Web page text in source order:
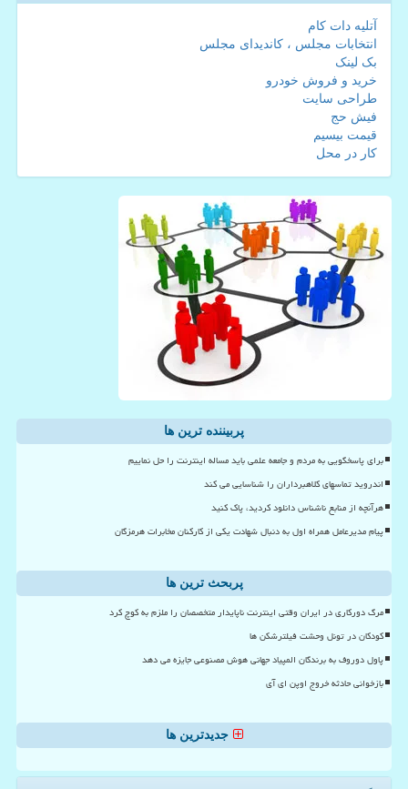
آتلیه دات کام
انتخابات مجلس ، کاندیدای مجلس
بک لینک
خرید و فروش خودرو
طراحی سایت
فیش حج
قیمت بیسیم
کار در محل
پربیننده ترین ها
برای پاسخگویی به مردم و جامعه علمی باید مساله اینترنت را حل نماییم
اندروید تماسهای کلاهبرداران را شناسایی می کند
هرآنچه از منابع ناشناس دانلود کردید، پاک کنید
پیام مدیرعامل همراه اول به دنبال شهادت یکی از کارکنان مخابرات هرمزگان
پربحث ترین ها
مرگ دورکاری در ایران وقتی اینترنت ناپایدار متخصصان را ملزم به کوچ کرد
کودکان در تونل وحشت فیلترشکن ها
پاول دوروف به برندگان المپیاد جهانی هوش مصنوعی جایزه می دهد
بازخوانی حادثه خروج اوپن ای آی
جدیدترین ها